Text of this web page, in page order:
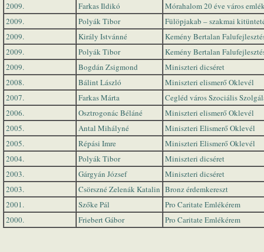
2009.
Farkas Ildikó
Mórahalom 20 éve város
2009.
Polyák Tibor
Fülöpjakab – szakmai
2009.
Király Istvánné
Kemény Bertalan
2009.
Polyák Tibor
Kemény Bertalan
2009.
Bogdán Zsigmond
Miniszteri dicséret
2008.
Bálint László
Miniszteri elismerő Oklevél
2007.
Farkas Márta
Cegléd város Szociális
2006.
Osztrogonác Béláné
Miniszteri elismerő Oklevél
2005.
Antal Mihályné
Miniszteri Elismerő Oklevél
2005.
Répási Imre
Miniszteri Elismerő Oklevél
2004.
Polyák Tibor
Miniszteri dicséret
2003.
Gárgyán József
Miniszteri dicséret
2003.
Csörszné Zelenák Katalin Bronz érdemkereszt
2001.
Szőke Pál
Pro Caritate Emlékérem
2000.
Friebert Gábor Pro Caritate Emlékérem